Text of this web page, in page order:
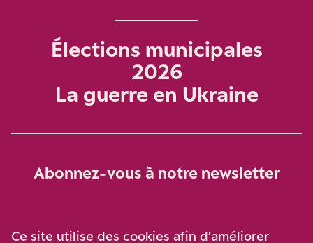
Élections municipales
2026
La guerre en Ukraine
Abonnez-vous à notre newsletter
Ce site utilise des cookies afin d’améliorer